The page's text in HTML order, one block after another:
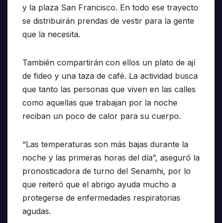
y la plaza San Francisco. En todo ese trayecto
se distribuirán prendas de vestir para la gente
que la necesita.
También compartirán con ellos un plato de ají
de fideo y una taza de café. La actividad busca
que tanto las personas que viven en las calles
como aquellas que trabajan por la noche
reciban un poco de calor para su cuerpo.
“Las temperaturas son más bajas durante la
noche y las primeras horas del día”, aseguró la
pronosticadora de turno del Senamhi, por lo
que reiteró que el abrigo ayuda mucho a
protegerse de enfermedades respiratorias
agudas.